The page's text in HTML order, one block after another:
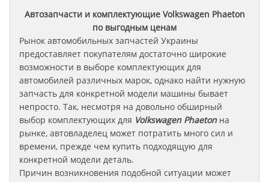
Автозапчасти и комплектующие Volkswagen Phaeton
по выгодным ценам
Рынок автомобильных запчастей Украины
предоставляет покупателям достаточно широкие
возможности в выборе комплектующих для
автомобилей различных марок, однако найти нужную
запчасть для конкретной модели машины бывает
непросто. Так, несмотря на довольно обширный
выбор комплектующих для Volkswagen Phaetonна
рынке, автовладелец может потратить много сил и
времени, прежде чем купить подходящую для
конкретной модели деталь.
Причин возникновения подобной ситуации может